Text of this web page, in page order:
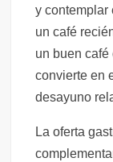
y contemplar
un café
un buen
convierte en
desayuno
La oferta